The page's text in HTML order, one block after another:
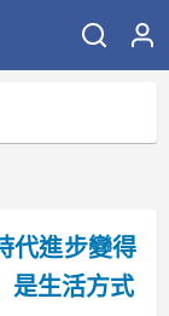
代進步變得
是生活方式